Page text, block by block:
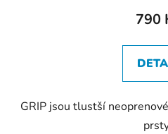
790
GRIP jsou tlustší